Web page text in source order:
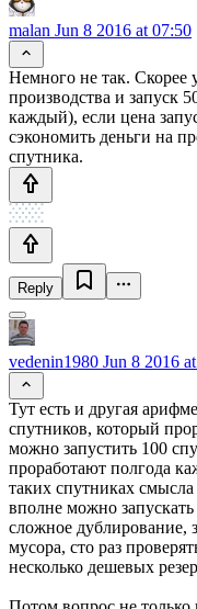
malan Jun 8 2016 at 07:50
Немного не так. Скорее
производства и запуск
каждый), если цена
сэкономить деньги на
спутника.
Reply
vedenin1980 Jun 8 2016
Тут есть и другая
спутников, который
можно запустить 100
проработают полгода
таких спутниках смысла
вполне можно
сложное дублирование,
мусора, сто раз
несколько дешевых